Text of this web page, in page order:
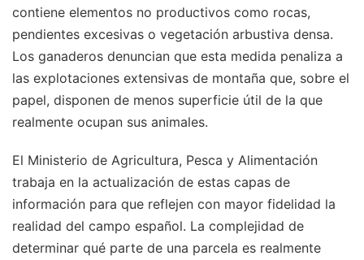
contiene elementos no productivos como rocas,
pendientes excesivas o vegetación arbustiva densa.
Los ganaderos denuncian que esta medida penaliza a
las explotaciones extensivas de montaña que, sobre el
papel, disponen de menos superficie útil de la que
realmente ocupan sus animales.
El Ministerio de Agricultura, Pesca y Alimentación
trabaja en la actualización de estas capas de
información para que reflejen con mayor fidelidad la
realidad del campo español. La complejidad de
determinar qué parte de una parcela es realmente